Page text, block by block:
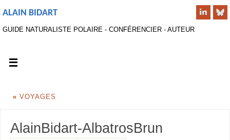
ALAIN BIDART
GUIDE NATURALISTE POLAIRE - CONFÉRENCIER - AUTEUR
« VOYAGES
AlainBidart-AlbatrosBrun